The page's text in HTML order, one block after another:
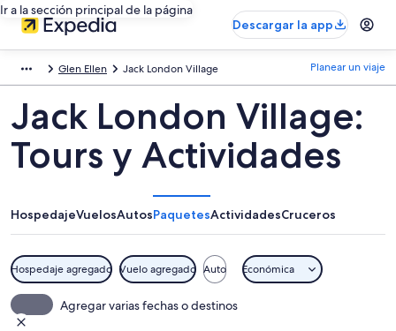
Ir a la sección principal de la página
Descargar la app
Glen Ellen Jack London Village Planear un viaje
Jack London Village:
Tours y Actividades
HospedajeVuelosAutosPaquetesActividadesCruceros
Hospedaje agregado Vuelo agregado Auto Económica
Agregar varias fechas o destinos